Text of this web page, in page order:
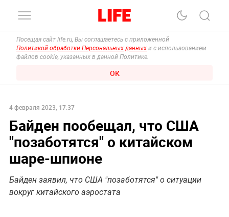
Посещая сайт life.ru, Вы соглашаетесь с приложенной
Политикой обработки Персональных данных и с использованием
файлов cookie, указанных в данной Политике.
ОК
4 февраля 2023, 17:37
Байден пообещал, что США
"позаботятся" о китайском
шаре-шпионе
Байден заявил, что США "позаботятся" о ситуации
вокруг китайского аэростата